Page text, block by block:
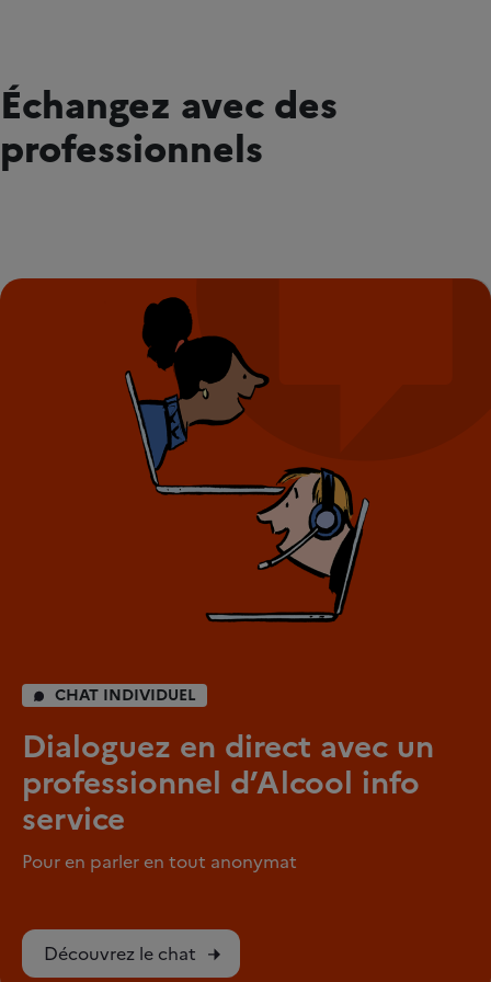
Échangez avec des
professionnels
CHAT INDIVIDUEL
Dialoguez en direct avec un
professionnel d’Alcool info
service
Pour en parler en tout anonymat
Découvrez le chat